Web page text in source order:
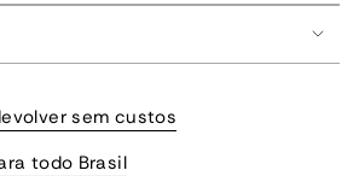
sem custos
todo Brasil